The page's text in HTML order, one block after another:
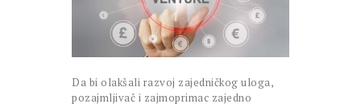
Da bi olakšali razvoj zajedničkog uloga,
pozajmljivač i zajmoprimac zajedno